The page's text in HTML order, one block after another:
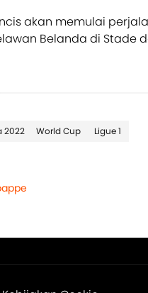
akan memulai
Belanda di Stade
2022 World Cup Ligue 1